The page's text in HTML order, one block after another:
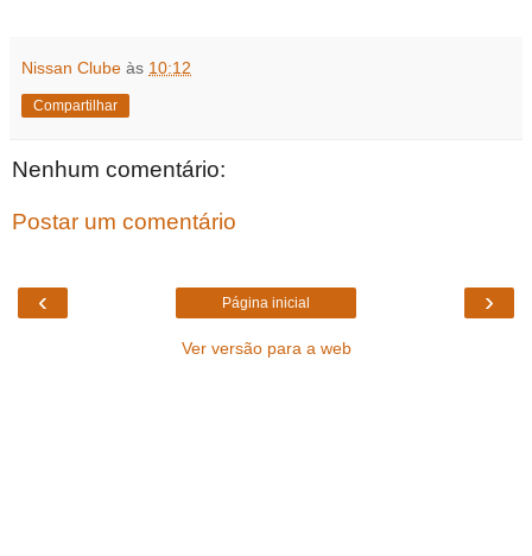
Nissan Clube às 10:12
Compartilhar
Nenhum comentário:
Postar um comentário
‹ ›
Página inicial
Ver versão para a web